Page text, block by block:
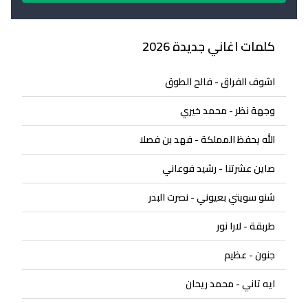
كلمات اغاني جديدة 2026
اشوف الفراق - فالح الطوق
وجهة نظر - محمد خيري
الله يحفظ المملكة - فهد بن فصلا
صاين عشرتنا - رشيد فوعاني
شنو سويتي بعيوني - نصرت البدر
طربقة - لارا نور
جنون - عظيم
ايه تاني - محمد ريحان